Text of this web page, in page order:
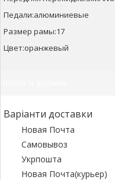
Педали:алюминиевые
Размер рамы:17
Цвет:оранжевый
Варіанти доставки
Новая Почта
Самовывоз
Укрпошта
Новая Почта(курьер)